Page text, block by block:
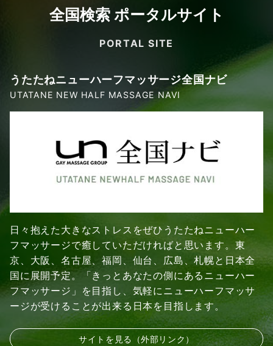
全国検索 ポータルサイト
PORTAL SITE
うたたねニューハーフマッサージ全国ナビ
UTATANE NEW HALF MASSAGE NAVI
日々抱えた大きなストレスをぜひうたたねニューハー
フマッサージで癒していただければと思います。東
京、大阪、名古屋、福岡、仙台、広島、札幌と日本全
国に展開予定。「きっとあなたの側にあるニューハー
フマッサージ」を目指し、気軽にニューハーフマッサ
ージが受けることが出来る日本を目指します。
サイトを見る（外部リンク）